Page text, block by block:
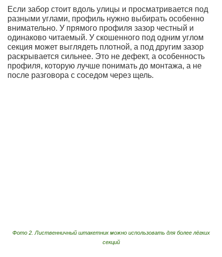
Если забор стоит вдоль улицы и просматривается под
разными углами, профиль нужно выбирать особенно
внимательно. У прямого профиля зазор честный и
одинаково читаемый. У скошенного под одним углом
секция может выглядеть плотной, а под другим зазор
раскрывается сильнее. Это не дефект, а особенность
профиля, которую лучше понимать до монтажа, а не
после разговора с соседом через щель.
Фото 2. Лиственничный штакетник можно использовать для более лёгких
секций